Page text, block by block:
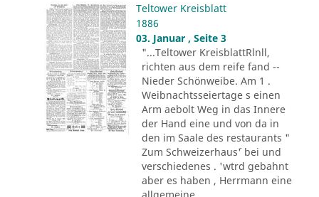
Teltower Kreisblatt
1886
03. Januar , Seite 3
"...Teltower KreisblattRlnll,
richten aus dem reife fand --
Nieder Schönweibe. Am 1 .
Weibnachtsseiertage s einen
Arm aebolt Weg in das Innere
der Hand eine und von da in
den im Saale des restaurants "
Zum Schweizerhaus´' bei und
verschiedenes . 'wtrd gebahnt
aber es haben , Herrmann eine